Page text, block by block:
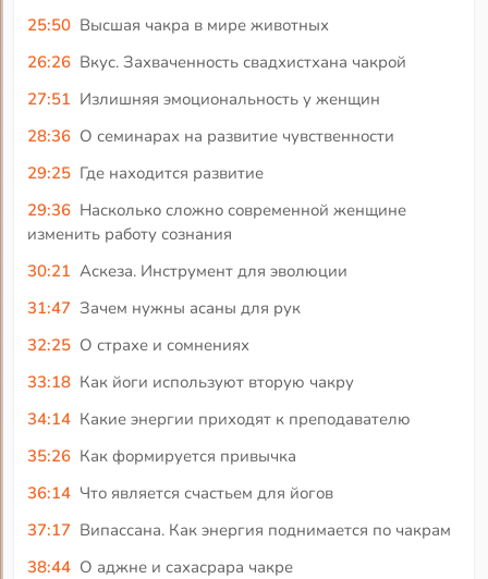
25:50 Высшая чакра в мире животных
26:26 Вкус. Захваченность свадхистхана чакрой
27:51 Излишняя эмоциональность у женщин
28:36 О семинарах на развитие чувственности
29:25 Где находится развитие
29:36 Насколько сложно современной женщине
изменить работу сознания
30:21 Аскеза. Инструмент для эволюции
31:47 Зачем нужны асаны для рук
32:25 О страхе и сомнениях
33:18 Как йоги используют вторую чакру
34:14 Какие энергии приходят к преподавателю
35:26 Как формируется привычка
36:14 Что является счастьем для йогов
37:17 Випассана. Как энергия поднимается по чакрам
38:44 О аджне и сахасрара чакре